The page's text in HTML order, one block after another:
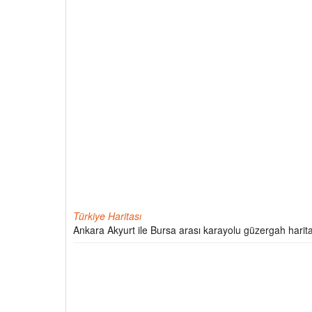
Türkiye Haritası
Ankara Akyurt ile Bursa arası karayolu güzergah